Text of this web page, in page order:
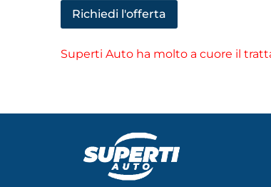
Superti Auto ha molto a cuore il